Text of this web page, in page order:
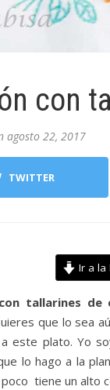
con
agosto 22, 2017
TWITTER
Ir a la
tallarines de
que lo sea
este plato. Yo
lo hago a la
tiene un alto